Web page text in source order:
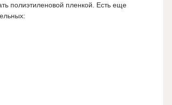
полиэтиленовой пленкой. Есть еще